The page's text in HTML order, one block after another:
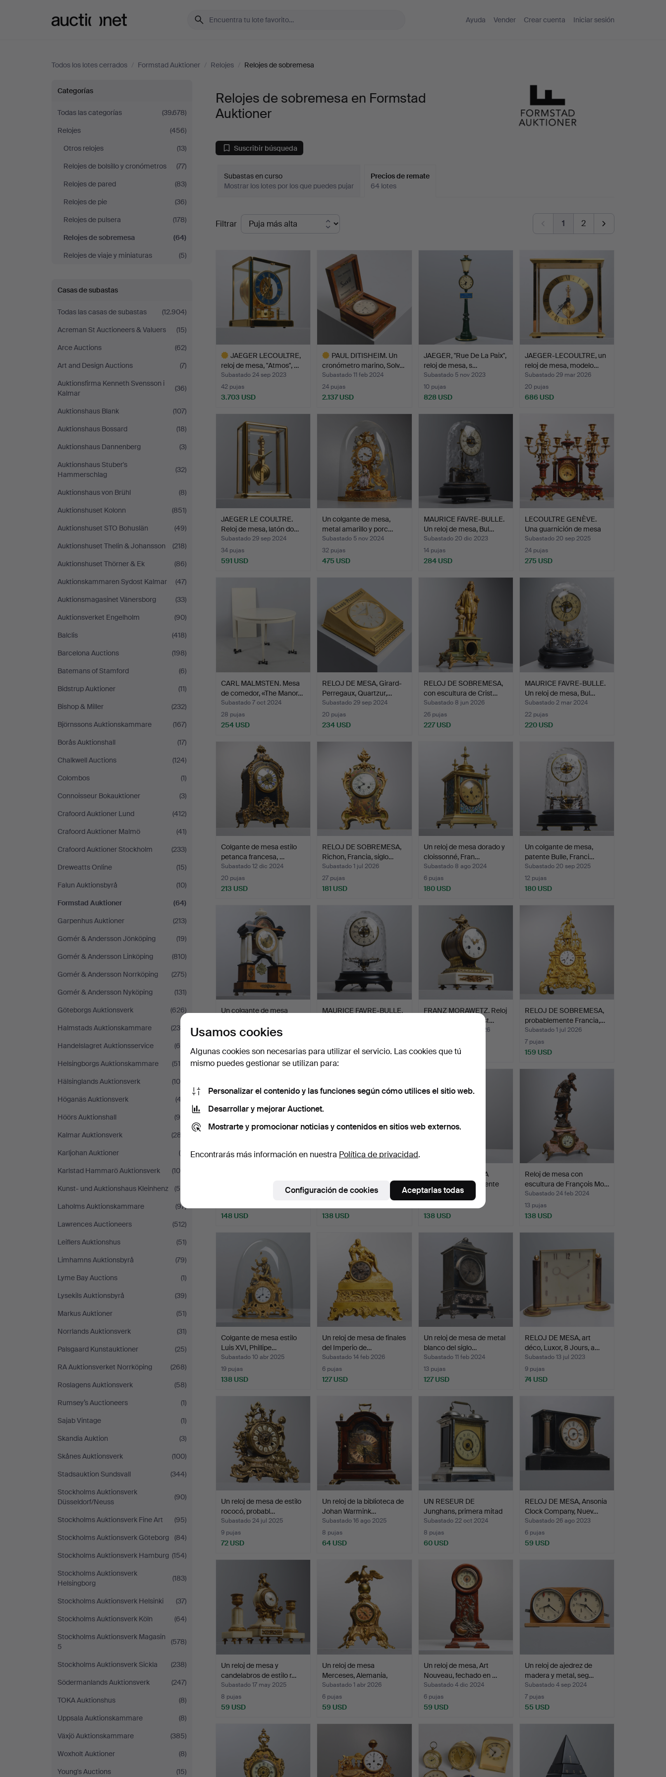
Ayuda Vender Crear cuenta Iniciar sesión
Todos los lotes cerrados / Formstad Auktioner / Relojes / Relojes de sobremesa
Relojes
de
sobremesa
en
Formstad
Auktioner
Categorías
Todas las categorías
(39.678)
Relojes
(456)
Otros relojes
(13)
Relojes de bolsillo y cronómetros
(77)
Relojes de pared
(83)
Relojes de pie
(36)
Relojes de pulsera
(178)
Relojes de sobremesa
(64)
Relojes de viaje y miniaturas
(5)
Casas de subastas
Todas las casas de subastas
(12.904)
Acreman St Auctioneers & Valuers
(15)
Arce Auctions
(62)
Art and Design Auctions
(7)
Auktionsfirma Kenneth Svensson i
Kalmar
(36)
Auktionshaus Blank
(107)
Auktionshaus Bossard
(18)
Auktionshaus Dannenberg
(3)
Auktionshaus Stuber's
Hammerschlag
(32)
Auktionshaus von Brühl
(8)
Auktionshuset Kolonn
(851)
Auktionshuset STO Bohuslän
(49)
Auktionshuset Thelin & Johansson
(218)
Auktionshuset Thörner & Ek
(86)
Auktionskammaren Sydost Kalmar
(47)
Auktionsmagasinet Vänersborg
(33)
Auktionsverket Engelholm
(90)
Balclis
(418)
Barcelona Auctions
(198)
Batemans of Stamford
(6)
Bidstrup Auktioner
(11)
Bishop & Miller
(232)
Björnssons Auktionskammare
(167)
Borås Auktionshall
(17)
Chalkwell Auctions
(124)
Colombos
(1)
Connoisseur Bokauktioner
(3)
Crafoord Auktioner Lund
(412)
Crafoord Auktioner Malmö
(41)
Crafoord Auktioner Stockholm
(233)
Dreweatts Online
(15)
Falun Auktionsbyrå
(10)
Formstad Auktioner
(64)
Garpenhus Auktioner
(213)
Gomér & Andersson Jönköping
(19)
Gomér & Andersson Linköping
(810)
Gomér & Andersson Norrköping
(275)
Gomér & Andersson Nyköping
(131)
Göteborgs Auktionsverk
(626)
Halmstads Auktionskammare
(238)
Handelslagret Auktionsservice
(64)
Helsingborgs Auktionskammare
(515)
Hälsinglands Auktionsverk
(105)
Höganäs Auktionsverk
(47)
Höörs Auktionshall
(90)
Kalmar Auktionsverk
(287)
Karljohan Auktioner
(5)
Karlstad Hammarö Auktionsverk
(104)
Kunst- und Auktionshaus Kleinhenz
(56)
Laholms Auktionskammare
(97)
Lawrences Auctioneers
(512)
Leiflers Auktionshus
(51)
Limhamns Auktionsbyrå
(79)
Lyme Bay Auctions
(1)
Lysekils Auktionsbyrå
(39)
Markus Auktioner
(51)
Norrlands Auktionsverk
(31)
Palsgaard Kunstauktioner
(25)
RA Auktionsverket Norrköping
(268)
Roslagens Auktionsverk
(58)
Rumsey’s Auctioneers
(1)
Sajab Vintage
(1)
Skandia Auktion
(3)
Skånes Auktionsverk
(100)
Stadsauktion Sundsvall
(344)
Stockholms Auktionsverk
Düsseldorf/Neuss
(90)
Stockholms Auktionsverk Fine Art
(95)
Stockholms Auktionsverk Göteborg
(84)
Stockholms Auktionsverk Hamburg (154)
Stockholms Auktionsverk
Helsingborg
(183)
Stockholms Auktionsverk Helsinki
(37)
Stockholms Auktionsverk Köln
(64)
Stockholms Auktionsverk Magasin
5
(578)
Stockholms Auktionsverk Sickla
(238)
Södermanlands Auktionsverk
(247)
TOKA Auktionshus
(8)
Uppsala Auktionskammare
(8)
Växjö Auktionskammare
(385)
Woxholt Auktioner
(8)
Young's Auctions
(15)
Relojes de sobremesa en Formstad
Auktioner
Suscribir búsqueda
Subastas en curso
Mostrar los lotes por los que puedes pujar
Precios de remate
64 lotes
Precios
de
Filtrar 1 2
JAEGER LECOULTRE,
reloj de mesa, "Atmos", …
Subastado 24 sep 2023
42 pujas
3.703 USD
seleccionado
PAUL DITISHEIM. Un
cronómetro marino, Solv…
Subastado 11 feb 2024
24 pujas
2.137 USD
JAEGER, "Rue De La Paix",
reloj de mesa, s…
Subastado 5 nov 2023
10 pujas
828 USD
JAEGER-LECOULTRE, un
reloj de mesa, modelo…
Subastado 29 mar 2026
20 pujas
686 USD
JAEGER LE COULTRE.
Reloj de mesa, latón do…
Subastado 29 sep 2024
34 pujas
591 USD
Un colgante de mesa,
metal amarillo y porc…
Subastado 5 nov 2024
32 pujas
475 USD
MAURICE FAVRE-BULLE.
Un reloj de mesa, Bul…
Subastado 20 dic 2023
14 pujas
284 USD
LECOULTRE GENÈVE.
Una guarnición de mesa
d…
Subastado 20 sep 2025
24 pujas
275 USD
CARL MALMSTEN. Mesa
de comedor, «The Manor…
Subastado 7 oct 2024
28 pujas
254 USD
RELOJ DE MESA, Girard-
Perregaux, Quartzur,…
Subastado 29 sep 2024
20 pujas
234 USD
RELOJ DE SOBREMESA,
con escultura de Crist…
Subastado 8 jun 2026
26 pujas
227 USD
MAURICE FAVRE-BULLE.
Un reloj de mesa, Bul…
Subastado 2 mar 2024
22 pujas
220 USD
Colgante de mesa estilo
petanca francesa, …
Subastado 12 dic 2024
20 pujas
213 USD
RELOJ DE SOBREMESA,
Richon, Francia, siglo…
Subastado 1 jul 2026
27 pujas
181 USD
Un reloj de mesa dorado y
cloissonné, Fran…
Subastado 8 ago 2024
6 pujas
180 USD
Un colgante de mesa,
patente Bulle, Franci…
Subastado 20 sep 2025
12 pujas
180 USD
Un colgante de mesa
Subastado 8 mar 2024
176 USD
MAURICE FAVRE-BULLE.
175 USD
FRANZ MORAWETZ. Reloj
de mesa, Viena, Aust…
Subastado 29 mar 2026
169 USD
RELOJ DE SOBREMESA,
probablemente Francia,…
Subastado 1 jul 2026
7 pujas
159 USD
148 USD
Subastado 14 feb 2026
138 USD
PÉNDULO DE MESA
imperio, probablemente
Fra…
Subastado 9 jun 2023
138 USD
Reloj de mesa con
escultura de François Mo…
Subastado 24 feb 2024
13 pujas
138 USD
Colgante de mesa estilo
Luis XVI, Phillipe…
Subastado 10 abr 2025
19 pujas
138 USD
Un reloj de mesa de finales
del Imperio de…
Subastado 14 feb 2026
6 pujas
127 USD
Un reloj de mesa de metal
blanco del siglo…
Subastado 11 feb 2024
13 pujas
127 USD
RELOJ DE MESA, art
déco, Luxor, 8 Jours, a…
Subastado 13 jul 2023
9 pujas
74 USD
Un reloj de mesa de estilo
rococó, probabl…
Subastado 24 jul 2025
9 pujas
72 USD
Un reloj de la biblioteca de
Johan Warmink…
Subastado 16 ago 2025
8 pujas
64 USD
UN RESEUR DE
Junghans, primera mitad
del s…
Subastado 22 oct 2024
8 pujas
60 USD
RELOJ DE MESA, Ansonia
Clock Company, Nuev…
Subastado 26 ago 2023
6 pujas
59 USD
Un reloj de mesa y
candelabros de estilo r…
Subastado 17 may 2025
8 pujas
59 USD
Un reloj de mesa
Merceses, Alemania,
media…
Subastado 1 abr 2026
6 pujas
59 USD
Un reloj de mesa, Art
Nouveau, fechado en …
Subastado 4 dic 2024
6 pujas
59 USD
Un reloj de ajedrez de
madera y metal, seg…
Subastado 4 sep 2024
7 pujas
55 USD
Usamos cookies
Algunas cookies son necesarias para utilizar el servicio. Las cookies que tú
mismo puedes gestionar se utilizan para:
Personalizar el contenido y las funciones según cómo utilices el sitio web.
Desarrollar y mejorar Auctionet.
Mostrarte y promocionar noticias y contenidos en sitios web externos.
Encontrarás más información en nuestra Política de privacidad.
Configuración de cookies Aceptarlas todas